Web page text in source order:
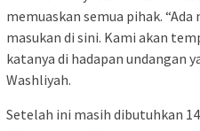
memuaskan semua pihak.
masukan di sini. Kami akan
katanya di hadapan undangan
Washliyah.
Setelah ini masih dibutuhkan